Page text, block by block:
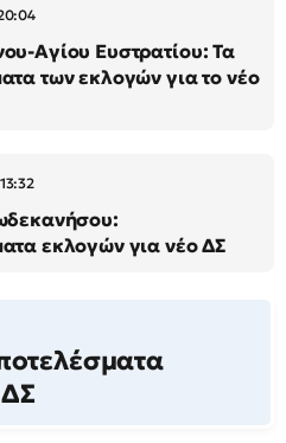
Αγίου Ευστρατίου: Τα
των εκλογών για το νέο
εκλογών για νέο ΔΣ